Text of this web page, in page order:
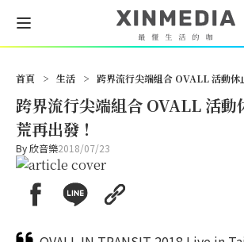
首頁 > 生活 > 跨界流行尖端組合 OVALL 活動休
跨界流行尖端組合 OVALL 活動
荒再出發！
By欣音樂2018/07/23